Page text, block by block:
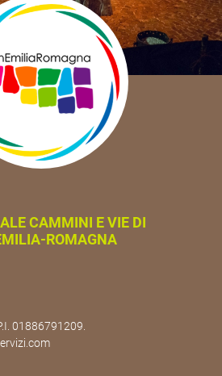
CAMMINI E VIE DI
ROMAGNA
01886791209.